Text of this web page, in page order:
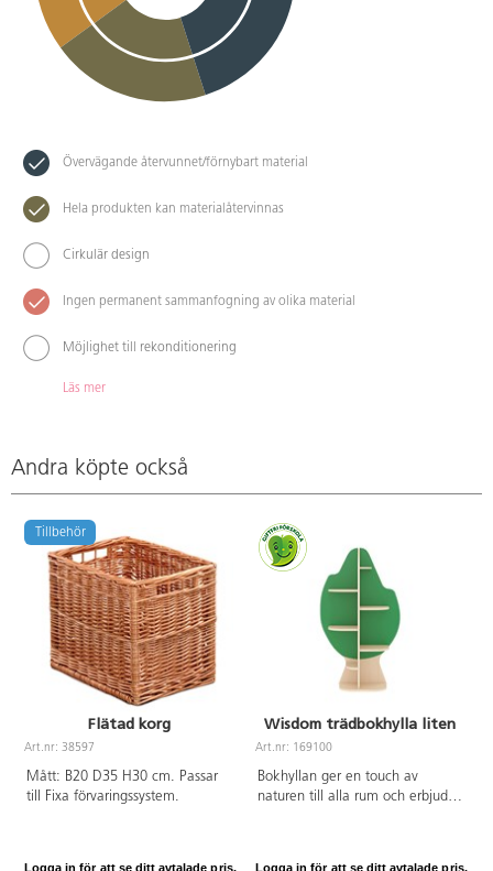
Övervägande återvunnet/förnybart material
Hela produkten kan materialåtervinnas
Cirkulär design
Ingen permanent sammanfogning av olika material
Möjlighet till rekonditionering
Läs mer
Andra köpte också
Tillbehör
Flätad korg
Art.nr: 38597
Mått: B20 D35 H30 cm. Passar
till Fixa förvaringssystem.
Logga in för att se ditt avtalade pris.
Wisdom trädbokhylla liten
Art.nr: 169100
Bokhyllan ger en touch av
naturen till alla rum och erbjuder
Logga in för att se ditt avtalade pris.